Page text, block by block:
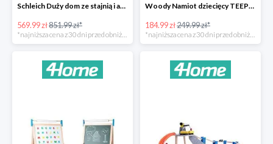
Schleich Duży dom ze stajnią i akcesoriami -33%
569.99 zł851.99 zł*
Woody Namiot dziecięcy TEEPEE -26%
184.99 zł249.99 zł*